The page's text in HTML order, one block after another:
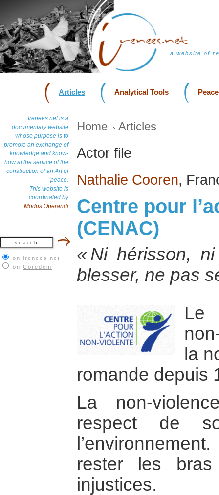
a website of
Articles Analytical Tools
Irenees.net is a
documentary website
whose purpose is to
promote an exchange of
knowledge and know-
how at the service of the
construction of an Art of
peace.
This website is
coordinated by
Modus Operandi
on irenees.net
on Coredem
Home Articles
Actor file
Nathalie Cooren,
Centre pour
(CENAC)
« Ni hérisson,
blesser, ne pas
Le
la
romande depuis
La non-
respect de
rester les
injustices.